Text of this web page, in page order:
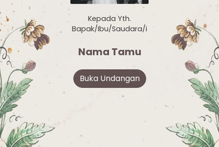
Kepada Yth.
Bapak/Ibu/Saudara/i
Nama Tamu
Buka Undangan